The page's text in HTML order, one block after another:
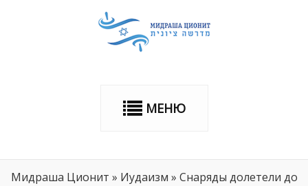
МЕНЮ
Мидраша Ционит » Иудаизм » Снаряды долетели до